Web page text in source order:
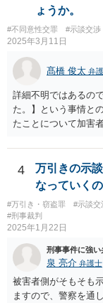
ょうか。
#不同意性交罪 #示談交渉
2025年3月11日
髙橋 俊太 弁
詳細不明ではあるの
た。】という事情と
たことについて加害
あれば、貴方の妻が
護士に個別に相談し
4
万引きの示
なっていく
#万引き・窃盗罪 #示談交
#刑事裁判
2025年1月22日
刑事事件に強い
泉 亮介 弁護士
被害者側がそもそも
ますので、警察を通